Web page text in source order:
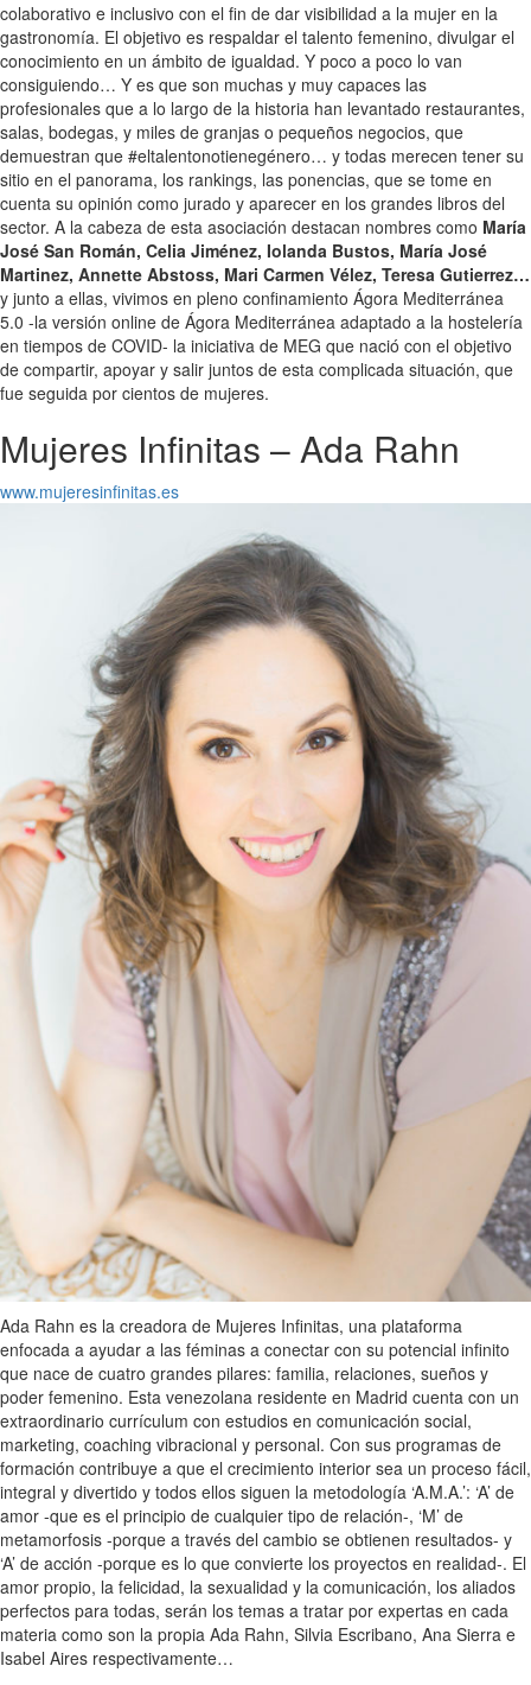
colaborativo e inclusivo con el fin de dar visibilidad a la mujer en la
gastronomía. El objetivo es respaldar el talento femenino, divulgar el
conocimiento en un ámbito de igualdad. Y poco a poco lo van
consiguiendo… Y es que son muchas y muy capaces las
profesionales que a lo largo de la historia han levantado restaurantes,
salas, bodegas, y miles de granjas o pequeños negocios, que
demuestran que #eltalentonotienegénero… y todas merecen tener su
sitio en el panorama, los rankings, las ponencias, que se tome en
cuenta su opinión como jurado y aparecer en los grandes libros del
sector. A la cabeza de esta asociación destacan nombres como María
José San Román, Celia Jiménez, Iolanda Bustos, María José
Martinez, Annette Abstoss, Mari Carmen Vélez, Teresa Gutierrez…
y junto a ellas, vivimos en pleno confinamiento Ágora Mediterránea
5.0 -la versión online de Ágora Mediterránea adaptado a la hostelería
en tiempos de COVID- la iniciativa de MEG que nació con el objetivo
de compartir, apoyar y salir juntos de esta complicada situación, que
fue seguida por cientos de mujeres.
Mujeres Infinitas – Ada Rahn
www.mujeresinfinitas.es
Ada Rahn es la creadora de Mujeres Infinitas, una plataforma
enfocada a ayudar a las féminas a conectar con su potencial infinito
que nace de cuatro grandes pilares: familia, relaciones, sueños y
poder femenino. Esta venezolana residente en Madrid cuenta con un
extraordinario currículum con estudios en comunicación social,
marketing, coaching vibracional y personal. Con sus programas de
formación contribuye a que el crecimiento interior sea un proceso fácil,
integral y divertido y todos ellos siguen la metodología ‘A.M.A.’: ‘A’ de
amor -que es el principio de cualquier tipo de relación-, ‘M’ de
metamorfosis -porque a través del cambio se obtienen resultados- y
‘A’ de acción -porque es lo que convierte los proyectos en realidad-. El
amor propio, la felicidad, la sexualidad y la comunicación, los aliados
perfectos para todas, serán los temas a tratar por expertas en cada
materia como son la propia Ada Rahn, Silvia Escribano, Ana Sierra e
Isabel Aires respectivamente…